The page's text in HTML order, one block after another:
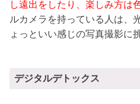
し遠出をしたり、楽しみ方は
ルカメラを持っている人は、
ょっといい感じの写真撮影に
デジタルデトックス